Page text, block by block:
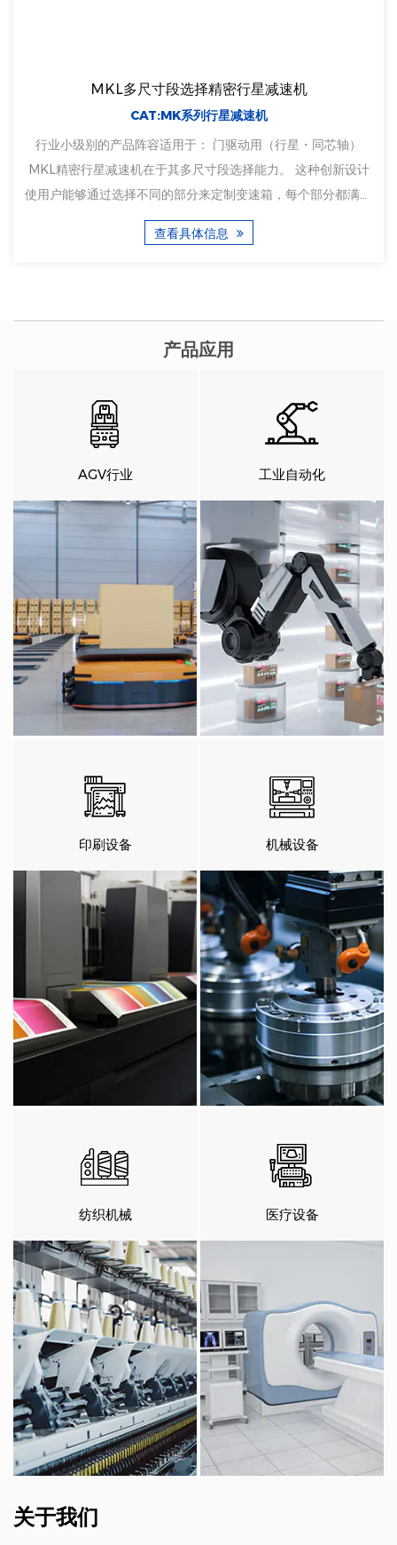
MKL多尺寸段选择精密行星减速机
CAT:MK系列行星减速机
行业小级别的产品阵容适用于： 门驱动用（行星・同芯轴）
MKL精密行星减速机在于其多尺寸段选择能力。 这种创新设计
使用户能够通过选择不同的部分来定制变速箱，每个部分都满足
特定的扭矩和速度要求。 MKL 精密行星减速机的模块化设计促
进了可扩展性，允许添加或删除部分以适应不同的扭矩和速度需
查看具体信息
产品应用
AGV行业 工业自动化
印刷设备 机械设备
纺织机械 医疗设备
关于我们